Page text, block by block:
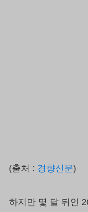
(출처 : 경향신문)
하지만 몇 달 뒤인